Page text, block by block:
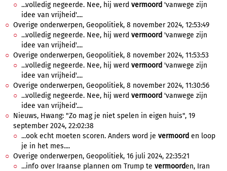
...volledig negeerde. Nee, hij werd vermoord 'vanwege zijn
idee van vrijheid'....
Overige onderwerpen, Geopolitiek, 8 november 2024, 12:53:49
...volledig negeerde. Nee, hij werd vermoord 'vanwege zijn
idee van vrijheid'....
Overige onderwerpen, Geopolitiek, 8 november 2024, 11:53:53
...volledig negeerde. Nee, hij werd vermoord 'vanwege zijn
idee van vrijheid'....
Overige onderwerpen, Geopolitiek, 8 november 2024, 11:30:56
...volledig negeerde. Nee, hij werd vermoord 'vanwege zijn
idee van vrijheid'....
Nieuws, Hwang: "Zo mag je niet spelen in eigen huis", 19
september 2024, 22:02:38
...ook echt moeten scoren. Anders word je vermoord en loop
je in het mes....
Overige onderwerpen, Geopolitiek, 16 juli 2024, 22:35:21
...info over Iraanse plannen om Trump te vermoorden, Iran